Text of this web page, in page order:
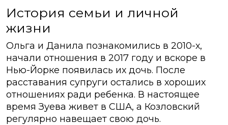
История семьи и личной
жизни
Ольга и Данила познакомились в 2010-х,
начали отношения в 2017 году и вскоре в
Нью-Йорке появилась их дочь. После
расставания супруги остались в хороших
отношениях ради ребенка. В настоящее
время Зуева живет в США, а Козловский
регулярно навещает свою дочь.